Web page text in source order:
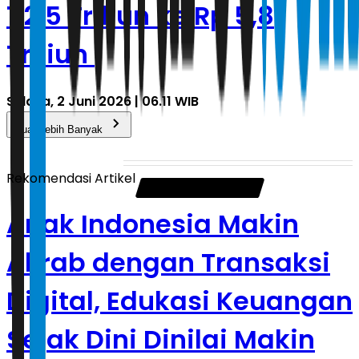
112,5 Triliun ke Rp 5,8
Triliun
Selasa, 2 Juni 2026 | 06.11 WIB
Muat Lebih Banyak
Rekomendasi Artikel
Anak Indonesia Makin
Akrab dengan Transaksi
Digital, Edukasi Keuangan
Sejak Dini Dinilai Makin